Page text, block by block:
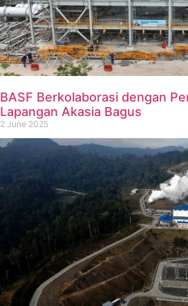
BASF Berkolaborasi dengan
Lapangan Akasia Bagus
2 June 2025